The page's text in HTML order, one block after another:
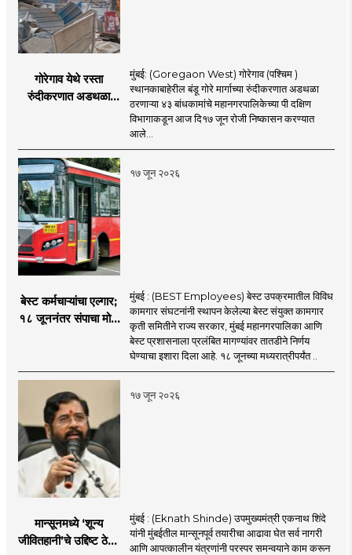
गोरेगाव येथे रस्ता
रुंदीकरणात अडथळा
मुंबई: (Goregaon West) गोरेगाव (पश्चिम )
स्थानकाबाहेरील बंडू गोरे मार्गाच्या रुंदीकरणात अडथळा
ठरणाऱ्या ४३ बांधकामांचे महानगरपालिकेच्या पी दक्षिण
विभागाकडून आज दि१७ जून रोजी निष्कासन करण्यात
आले...
१७ जून २०२६
बेस्ट कर्मचाऱ्यांचा एल्गार;
१८ जूननंतर संपाचा मोठा
मुंबई : (BEST Employees) बेस्ट उपक्रमातील विविध
कामगार संघटनांनी स्थापन केलेल्या बेस्ट संयुक्त कामगार
कृती समितीने राज्य सरकार, मुंबई महानगरपालिका आणि
बेस्ट प्रशासनाला प्रलंबित मागण्यांवर तातडीने निर्णय
घेण्याचा इशारा दिला आहे. १८ जूनच्या मध्यरात्रीपर्यंत ..
१७ जून २०२६
मान्सूनमध्ये ‘शून्य
जीवितहानी’चे उद्दिष्ट ठेवून
मुंबई : (Eknath Shinde) उपमुख्यमंत्री एकनाथ शिंदे
यांनी मुंबईतील मान्सूनपूर्व तयारीचा आढावा घेत सर्व नागरी
आणि आपत्कालीन यंत्रणांनी परस्पर समन्वयाने काम करून